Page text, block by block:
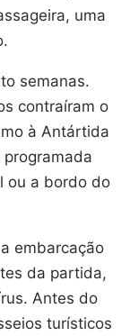
uma
semanas.
contraíram o
à Antártida
ou a bordo do
embarcação
da partida,
Antes do
turísticos